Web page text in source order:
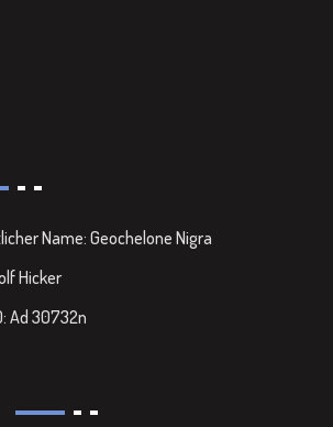
Name: Geochelone Nigra
Hicker
Ad 30732n